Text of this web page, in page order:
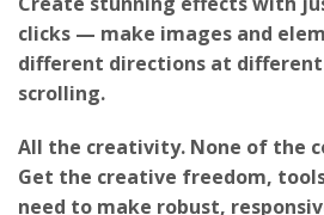
clicks — make images and
different directions at different
scrolling.
Get the creative freedom,
need to make robust,